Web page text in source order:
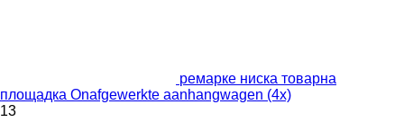
ремарке ниска товарна
площадка Onafgewerkte aanhangwagen (4x)
13